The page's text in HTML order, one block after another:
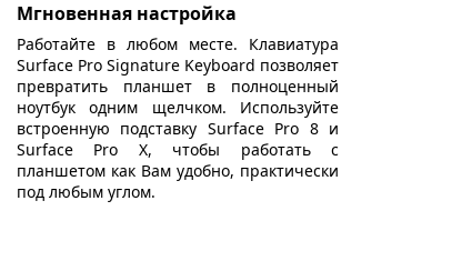
Мгновенная настройка
Работайте в любом месте. Клавиатура
Surface Pro Signature Keyboard позволяет
превратить планшет в полноценный
ноутбук одним щелчком. Используйте
встроенную подставку Surface Pro 8 и
Surface Pro X, чтобы работать с
планшетом как Вам удобно, практически
под любым углом.